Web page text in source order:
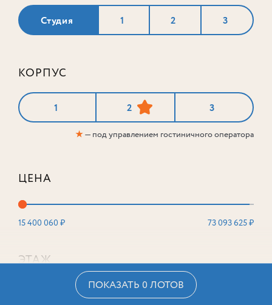
Студия 1 2 3
КОРПУС
1 2 3
★— под управлением гостиничного оператора
ЦЕНА
15 400 060 ₽ 73 093 625 ₽
ЭТАЖ
ПОКАЗАТЬ 0 ЛОТОВ